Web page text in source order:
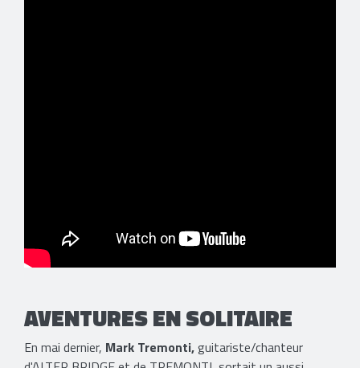
AVENTURES EN SOLITAIRE
En mai dernier, Mark Tremonti,guitariste/chanteur